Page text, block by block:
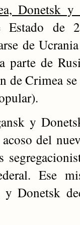
Donetsk y
de
de
parte de
de Crimea
y
del
Ese
y Donetsk